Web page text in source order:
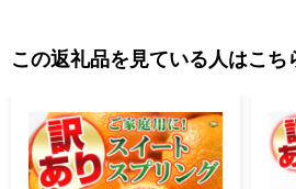
生鹿が棲む海水浴場として人気の高い沖
いとは，阿久根の方言で，中心の良い
「魅(み)どころ・美(み)どころ・味(み)
意味します。
この返礼品を見ている人はこち